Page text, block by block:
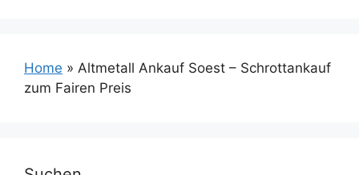
Home » Altmetall Ankauf Soest – Schrottankauf
zum Fairen Preis